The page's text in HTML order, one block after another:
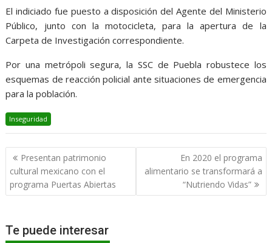
El indiciado fue puesto a disposición del Agente del Ministerio
Público, junto con la motocicleta, para la apertura de la
Carpeta de Investigación correspondiente.
Por una metrópoli segura, la SSC de Puebla robustece los
esquemas de reacción policial ante situaciones de emergencia
para la población.
Inseguridad
Navegación
de
entradas
Presentan patrimonio
cultural mexicano con el
programa Puertas Abiertas
En 2020 el programa
alimentario se transformará a
“Nutriendo Vidas”
Te puede interesar